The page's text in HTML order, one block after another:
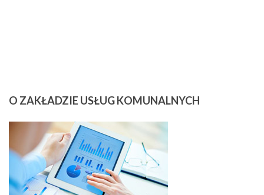
O ZAKŁADZIE USŁUG KOMUNALNYCH